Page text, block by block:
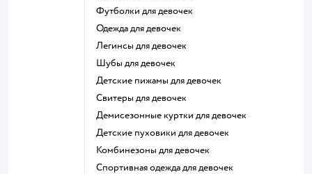
Футболки для девочек
Одежда для девочек
Легинсы для девочек
Шубы для девочек
Детские пижамы для девочек
Свитеры для девочек
Демисезонные куртки для девочек
Детские пуховики для девочек
Комбинезоны для девочек
Спортивная одежда для девочек